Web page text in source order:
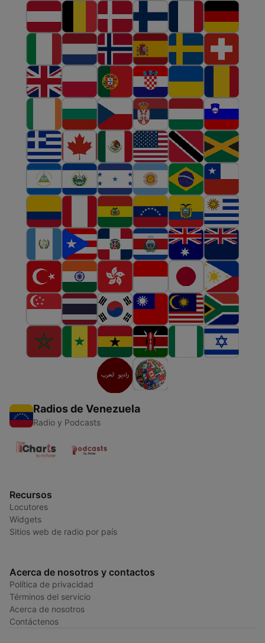
Radios de Venezuela
Radio y Podcasts
Recursos
Locutores
Widgets
Sitios web de radio por país
Acerca de nosotros y contactos
Política de privacidad
Términos del servicio
Acerca de nosotros
Contáctenos